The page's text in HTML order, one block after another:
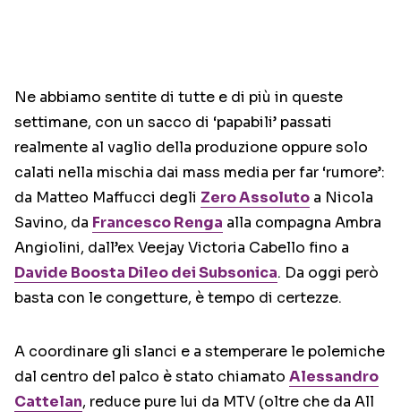
Ne abbiamo sentite di tutte e di più in queste
settimane, con un sacco di ‘papabili’ passati
realmente al vaglio della produzione oppure solo
calati nella mischia dai mass media per far ‘rumore’:
da Matteo Maffucci degli Zero Assoluto a Nicola
Savino, da Francesco Renga alla compagna Ambra
Angiolini, dall’ex Veejay Victoria Cabello fino a
Davide Boosta Dileo dei Subsonica. Da oggi però
basta con le congetture, è tempo di certezze.
A coordinare gli slanci e a stemperare le polemiche
dal centro del palco è stato chiamato Alessandro
Cattelan, reduce pure lui da MTV (oltre che da All